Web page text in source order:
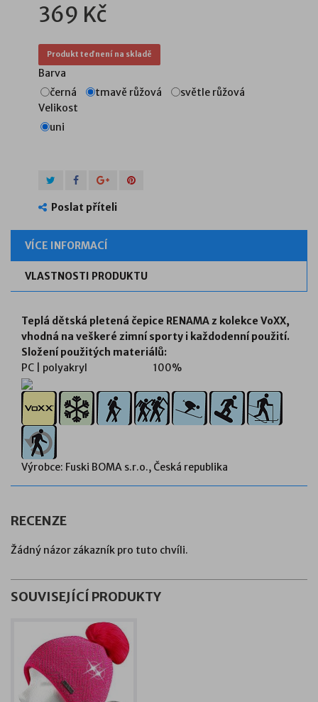
369 Kč
Produkt teď není na skladě
Barva
černá
tmavě růžová
světle růžová
Velikost
uni
Poslat příteli
VÍCE INFORMACÍ
VLASTNOSTI PRODUKTU
Teplá dětská pletená čepice RENAMA z kolekce VoXX,
vhodná na veškeré zimní sporty i každodenní použití.
Složení použitých materiálů:
PC | polyakryl
100%
Výrobce: Fuski BOMA s.r.o., Česká republika
RECENZE
Žádný názor zákazník pro tuto chvíli.
SOUVISEJÍCÍ PRODUKTY